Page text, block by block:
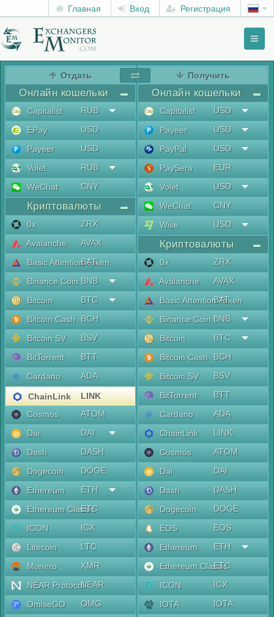
Главная Вход Регистрация
Отдать
Онлайн кошельки
Capitalist
RUB
EPay
USD
Payeer
USD
Volet
RUB
WeChat
CNY
Криптовалюты
0x
ZRX
Avalanche
AVAX
Basic Attention Token
BAT
Binance Coin BNB
Bitcoin
BTC
Bitcoin Cash
BCH
Bitcoin SV
BSV
BitTorrent
BTT
Cardano
ADA
ChainLink
LINK
Cosmos
ATOM
Dai
DAI
Dash
DASH
Dogecoin
DOGE
Ethereum
ETH
Ethereum Classic
ETC
ICON
ICX
Litecoin
LTC
Monero
XMR
NEAR ProtocolNEAR
OmiseGO
OMG
Получить
Онлайн кошельки
Capitalist
USD
Payeer
USD
PayPal
USD
PaySera
EUR
Volet
USD
WeChat
CNY
Wise
USD
Криптовалюты
0x
ZRX
Avalanche
AVAX
Basic Attention Token
BAT
Binance Coin BNB
Bitcoin
BTC
Bitcoin Cash
BCH
Bitcoin SV
BSV
BitTorrent
BTT
Cardano
ADA
ChainLink
LINK
Cosmos
ATOM
Dai
DAI
Dash
DASH
Dogecoin
DOGE
EOS
EOS
Ethereum
ETH
Ethereum Classic
ETC
ICON
ICX
IOTA
IOTA